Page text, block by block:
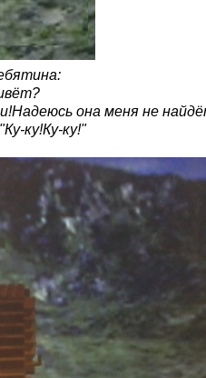
она меня не
ку!Ку-ку!"